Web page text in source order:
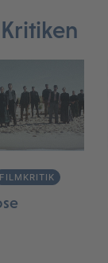
FILMKRITIK